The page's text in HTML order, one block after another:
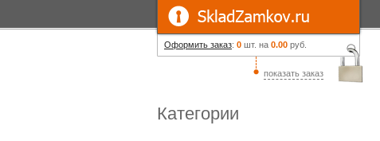
Оформить заказ: 0 шт. на 0.00 руб.
показать заказ
Категории